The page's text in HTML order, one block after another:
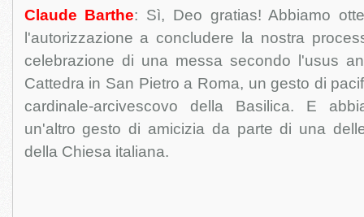
Claude Barthe: Sì, Deo gratias! Abbiamo
l'autorizzazione a concludere la nostra
celebrazione di una messa secondo l'usus
Cattedra in San Pietro a Roma, un gesto di
cardinale-arcivescovo della Basilica. E
un'altro gesto di amicizia da parte di una
della Chiesa italiana.